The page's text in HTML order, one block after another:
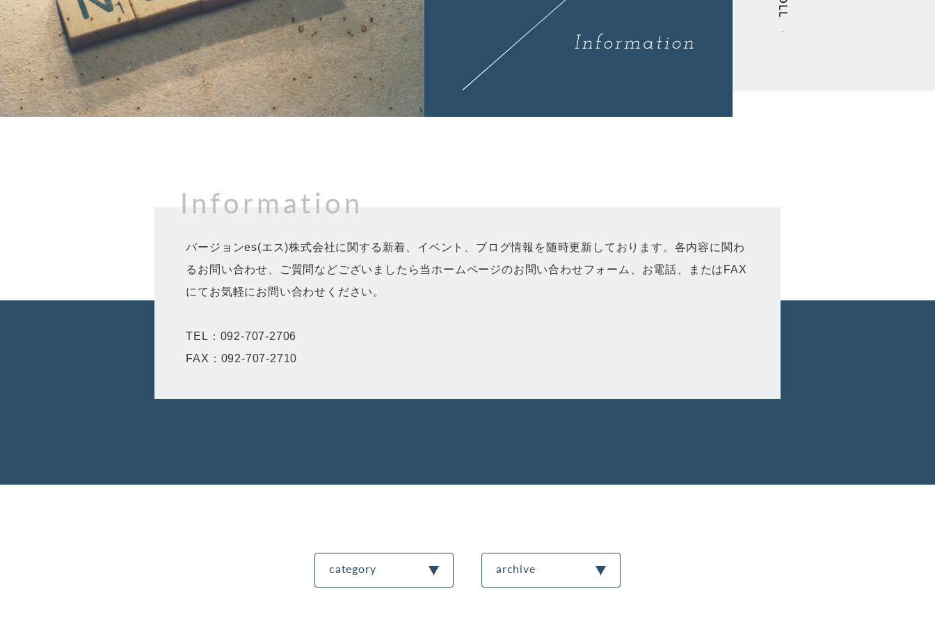
Information
バージョンes(エス)株式会社に関する新着、イベント、ブログ情報を随時更新しております。各内容に関わ
るお問い合わせ、ご質問などございましたら当ホームページのお問い合わせフォーム、お電話、またはFAX
にてお気軽にお問い合わせください。
TEL：092-707-2706
FAX：092-707-2710
category archive